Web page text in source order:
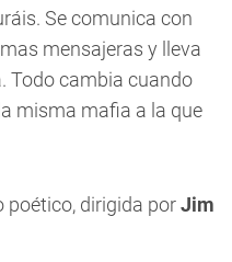
Se comunica con
mensajeras y lleva
Todo cambia cuando
misma mafia a la que
poético, dirigida porJim